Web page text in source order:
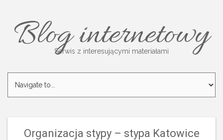
Blog internetowy
Serwis z interesującymi materiałami
Organizacja stypy – stypa Katowice‎